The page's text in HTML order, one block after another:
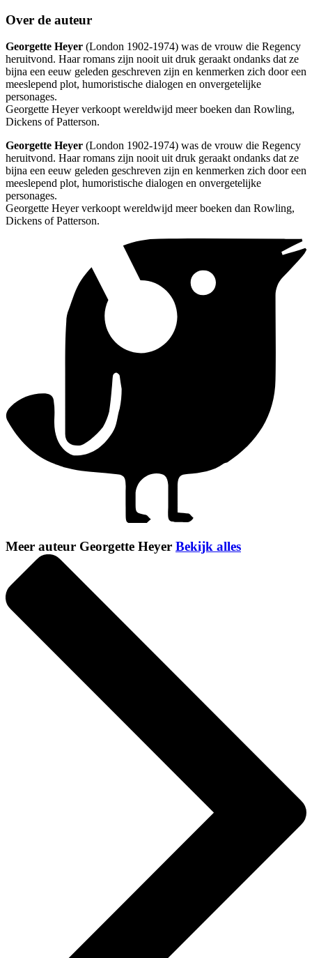
Over de auteur
Georgette Heyer (London 1902-1974) was de vrouw die Regency
heruitvond. Haar romans zijn nooit uit druk geraakt ondanks dat ze
bijna een eeuw geleden geschreven zijn en kenmerken zich door een
meeslepend plot, humoristische dialogen en onvergetelijke
personages.
Georgette Heyer verkoopt wereldwijd meer boeken dan Rowling,
Dickens of Patterson.
Georgette Heyer (London 1902-1974) was de vrouw die Regency
heruitvond. Haar romans zijn nooit uit druk geraakt ondanks dat ze
bijna een eeuw geleden geschreven zijn en kenmerken zich door een
meeslepend plot, humoristische dialogen en onvergetelijke
personages.
Georgette Heyer verkoopt wereldwijd meer boeken dan Rowling,
Dickens of Patterson.
Meer auteur Georgette Heyer Bekijk alles